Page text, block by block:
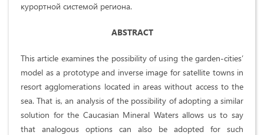
курортной системой региона.
ABSTRACT
This article examines the possibility of using the garden-cities’
model as a prototype and inverse image for satellite towns in
resort agglomerations located in areas without access to the
sea. That is, an analysis of the possibility of adopting a similar
solution for the Caucasian Mineral Waters allows us to say
that analogous options can also be adopted for such